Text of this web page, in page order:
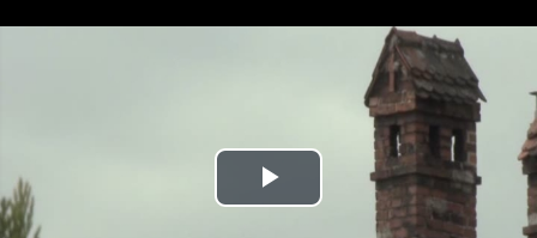
Play